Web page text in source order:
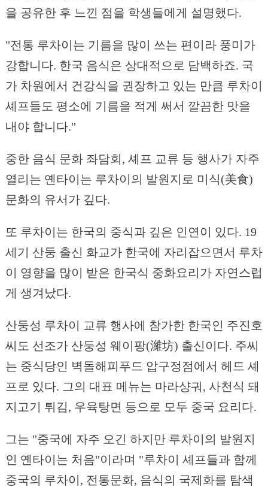
을 공유한 후 느낀 점을 학생들에게 설명했다.
"전통 루차이는 기름을 많이 쓰는 편이라 풍미가
강합니다. 한국 음식은 상대적으로 담백하죠. 국
가 차원에서 건강식을 권장하고 있는 만큼 루차이
셰프들도 평소에 기름을 적게 써서 깔끔한 맛을
내야 합니다."
중한 음식 문화 좌담회, 셰프 교류 등 행사가 자주
열리는 옌타이는 루차이의 발원지로 미식(美食)
문화의 유서가 깊다.
또 루차이는 한국의 중식과 깊은 인연이 있다. 19
세기 산둥 출신 화교가 한국에 자리잡으면서 루차
이 영향을 많이 받은 한국식 중화요리가 자연스럽
게 생겨났다.
산둥성 루차이 교류 행사에 참가한 한국인 주진호
씨도 선조가 산둥성 웨이팡(濰坊) 출신이다. 주씨
는 중식당인 벽돌해피푸드 압구정점에서 헤드 셰
프로 있다. 그의 대표 메뉴는 마라샹궈, 사천식 돼
지고기 튀김, 우육탕면 등으로 모두 중국 요리다.
그는 "중국에 자주 오긴 하지만 루차이의 발원지
인 옌타이는 처음"이라며 "루차이 셰프들과 함께
중국의 루차이, 전통문화, 음식의 국제화를 탐색